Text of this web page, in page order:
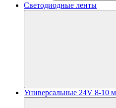
Светодиодные ленты
Универсальные 24V 8-10